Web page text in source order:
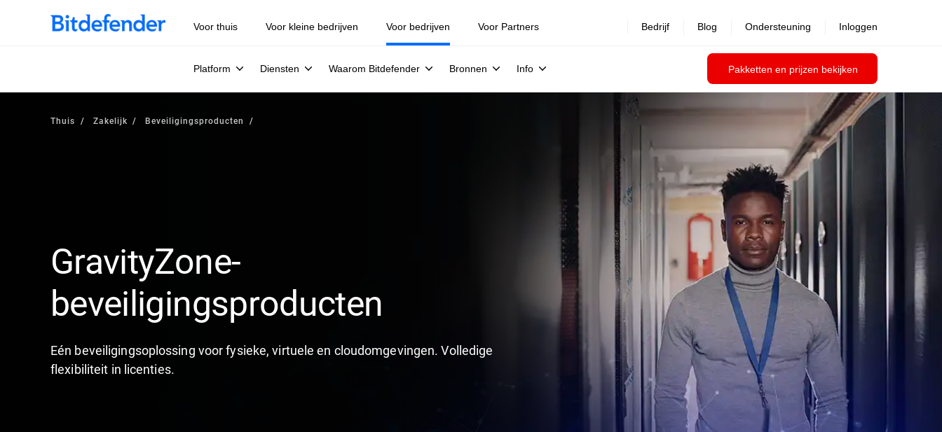
Voor thuis Voor kleine bedrijven Voor bedrijven
Platform Diensten Waarom Bitdefender Bronnen Info Pakketten en prijzen bekijken
Voor Partners Bedrijf Blog Ondersteuning Inloggen
Thuis Zakelijk Beveiligingsproducten
GravityZone-
beveiligingsproducten
Eén beveiligingsoplossing voor fysieke, virtuele en cloudomgevingen. Volledige
flexibiliteit in licenties.